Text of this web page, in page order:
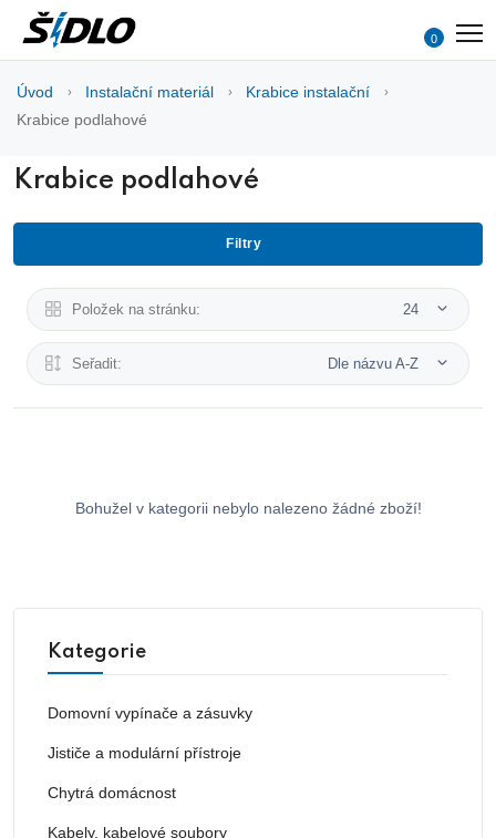
0
Úvod Instalační materiál
Krabice instalační
Krabice podlahové
Krabice podlahové
Filtry
Položek na stránku: 24
Seřadit: Dle názvu A-Z
Bohužel v kategorii nebylo nalezeno žádné zboží!
Kategorie
Domovní vypínače a zásuvky
Jističe a modulární přístroje
Chytrá domácnost
Kabely, kabelové soubory